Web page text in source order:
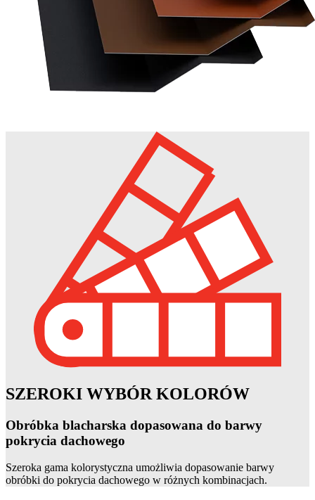
SZEROKI WYBÓR KOLORÓW
Obróbka blacharska dopasowana do barwy
pokrycia dachowego
Szeroka gama kolorystyczna umożliwia dopasowanie barwy
obróbki do pokrycia dachowego w różnych kombinacjach.